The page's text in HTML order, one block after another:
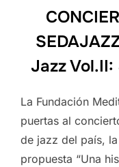
Jazz
La Fundación
puertas al
de jazz del país,
propuesta “Una